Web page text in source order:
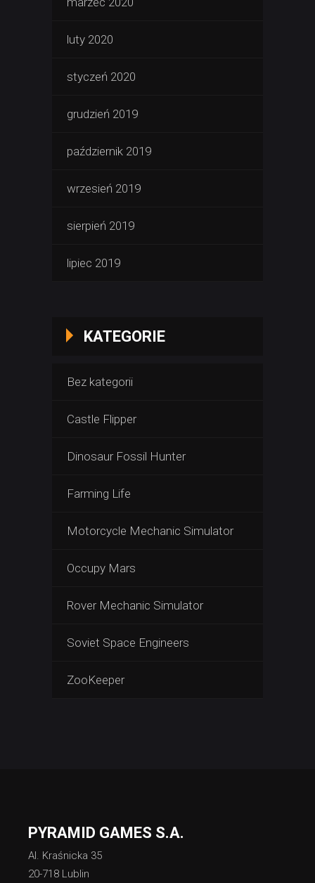
luty 2020
styczeń 2020
grudzień 2019
październik 2019
wrzesień 2019
sierpień 2019
lipiec 2019
KATEGORIE
Bez kategorii
Castle Flipper
Dinosaur Fossil Hunter
Farming Life
Motorcycle Mechanic Simulator
Occupy Mars
Rover Mechanic Simulator
Soviet Space Engineers
ZooKeeper
PYRAMID GAMES S.A.
Al. Kraśnicka 35
20-718 Lublin